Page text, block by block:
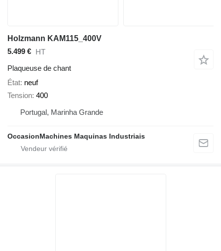
Holzmann KAM115_400V
5.499 € HT
Plaqueuse de chant
État neuf
Tension 400
Portugal, Marinha Grande
OccasionMachines Maquinas Industriais